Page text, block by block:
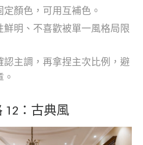
定顏色，可用互補色。
鮮明、不喜歡被單一風格局限
認主調，再拿捏主次比例，避
12：古典風